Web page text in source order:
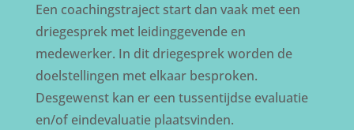
Een coachingstraject start dan vaak met een
driegesprek met leidinggevende en
medewerker. In dit driegesprek worden de
doelstellingen met elkaar besproken.
Desgewenst kan er een tussentijdse evaluatie
en/of eindevaluatie plaatsvinden.